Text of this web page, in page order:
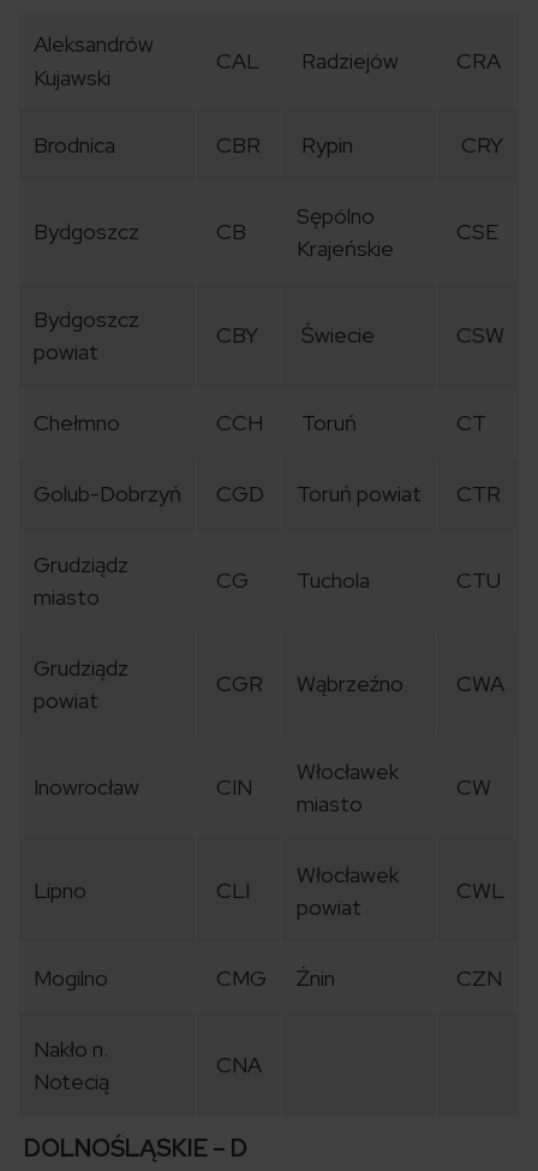
Aleksandrów
Kujawski
CAL Radziejów CRA
Brodnica CBR Rypin CRY
Bydgoszcz CB
Sępólno
Krajeńskie
CSE
Bydgoszcz
powiat
CBY Świecie CSW
Chełmno CCH Toruń CT
Golub-Dobrzyń CGD Toruń powiat CTR
Grudziądz
miasto
CG Tuchola CTU
Grudziądz
powiat
CGR Wąbrzeźno CWA
Inowrocław CIN
Włocławek
miasto
CW
Lipno CLI
Włocławek
powiat
CWL
Mogilno CMG Żnin CZN
Nakło n.
Notecią
CNA
DOLNOŚLĄSKIE – D